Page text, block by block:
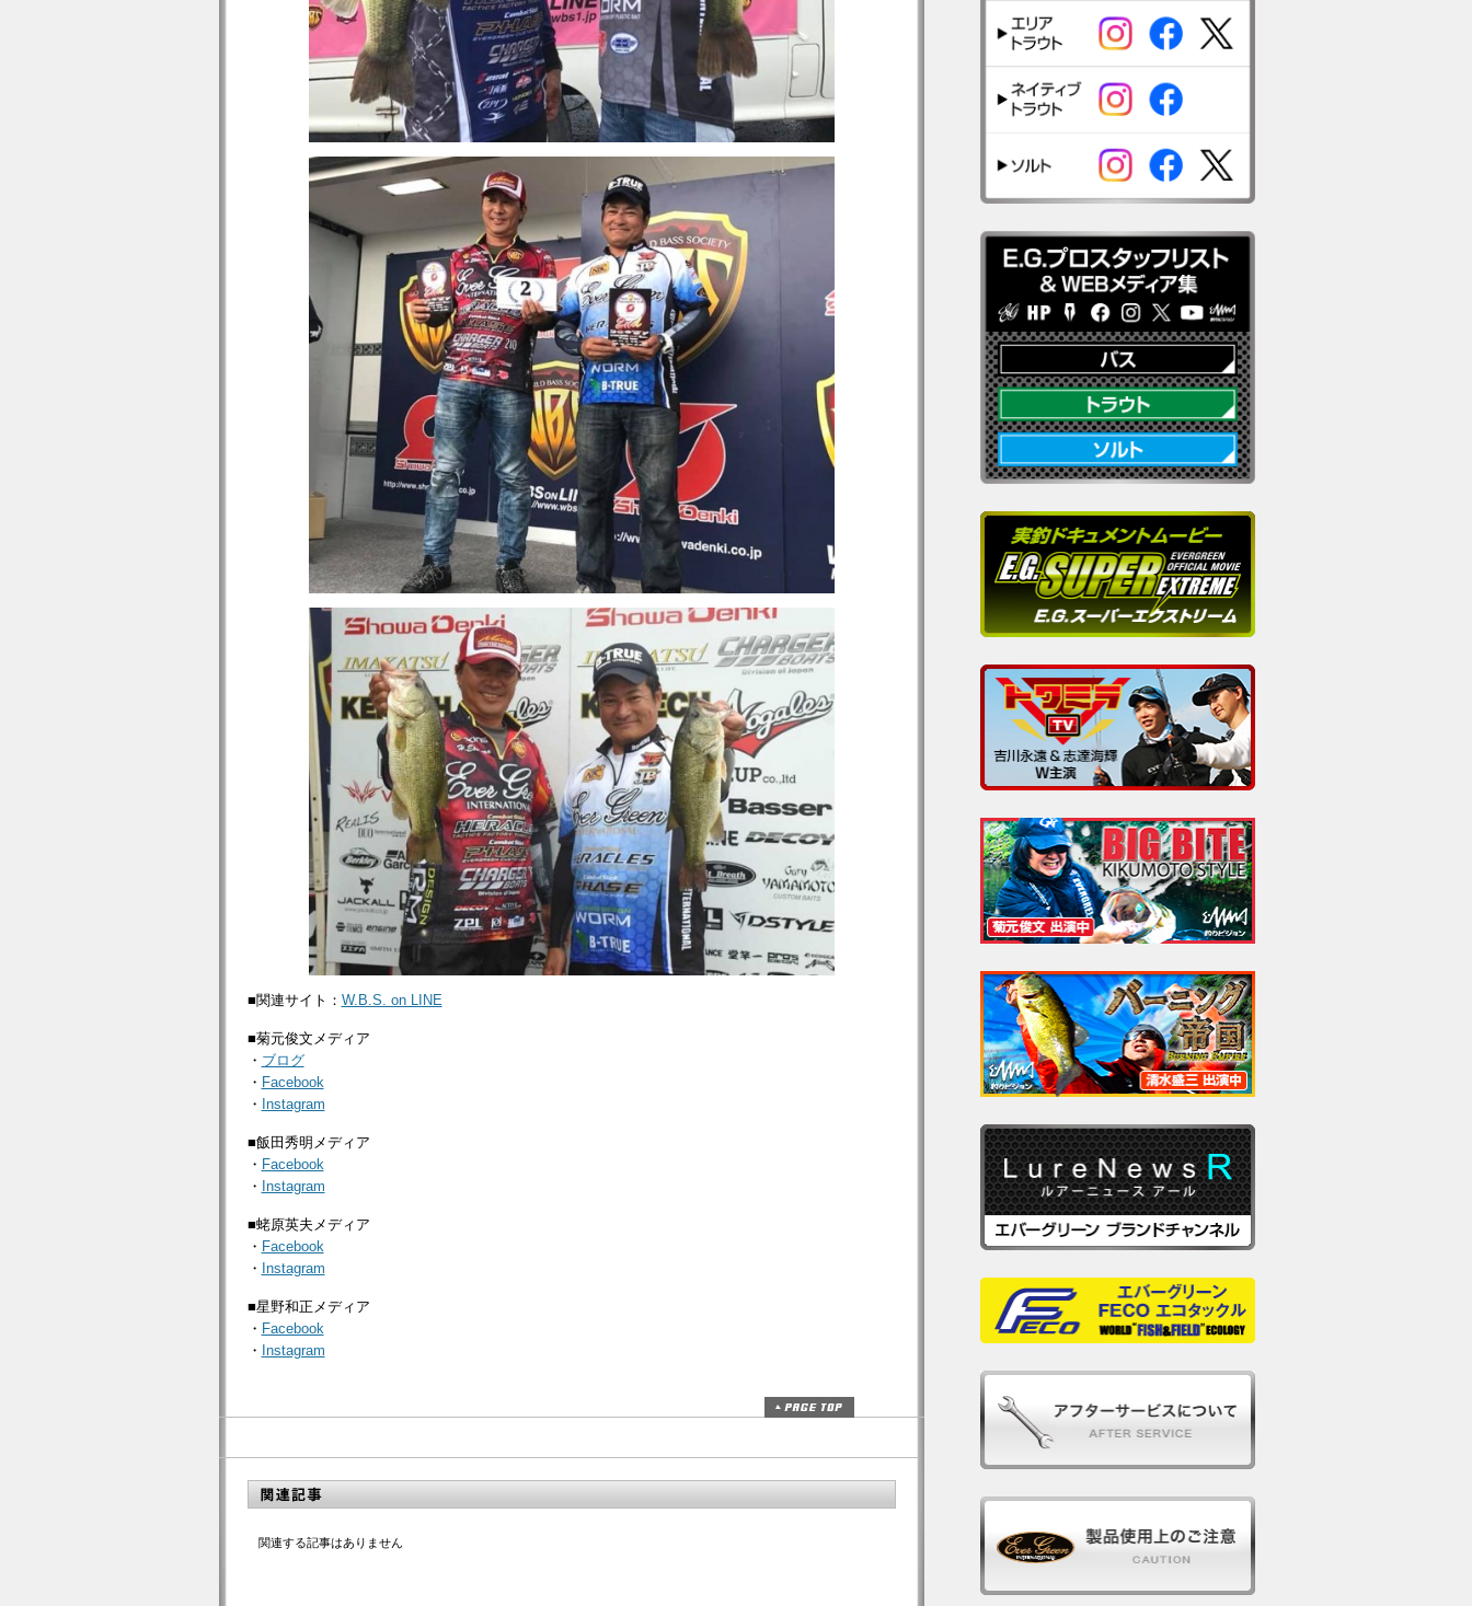
■関連サイト： W.B.S. on LINE
■菊元俊文メディア
・ ブログ
・ Facebook
・ Instagram
■飯田秀明メディア
・ Facebook
・ Instagram
■蛯原英夫メディア
・ Facebook
・ Instagram
■星野和正メディア
・ Facebook
・ Instagram
関連する記事はありません